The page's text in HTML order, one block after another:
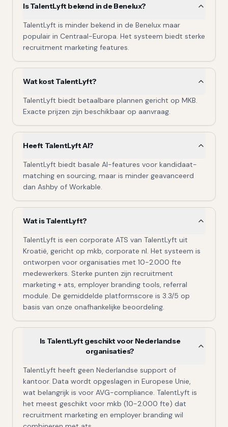
Is TalentLyft bekend in de Benelux?
TalentLyft is minder bekend in de Benelux maar
populair in Centraal-Europa. Het systeem biedt sterke
recruitment marketing features.
Wat kost TalentLyft?
TalentLyft biedt betaalbare plannen gericht op MKB.
Exacte prijzen zijn beschikbaar op aanvraag.
Heeft TalentLyft AI?
TalentLyft biedt basale AI-features voor kandidaat-
matching en sourcing, maar is minder geavanceerd
dan Ashby of Workable.
Wat is TalentLyft?
TalentLyft is een corporate ATS van TalentLyft uit
Kroatië, gericht op mkb, corporate nl. Het systeem is
ontworpen voor organisaties met 10-2.000 fte
medewerkers. Sterke punten zijn recruitment
marketing + ats, employer branding tools, referral
module. De gemiddelde platformscore is 3.3/5 op
basis van onze onafhankelijke beoordeling.
Is TalentLyft geschikt voor Nederlandse
organisaties?
TalentLyft heeft geen Nederlandse support of
kantoor. Data wordt opgeslagen in Europese Unie,
wat belangrijk is voor AVG-compliance. TalentLyft is
het meest geschikt voor mkb (10-2.000 fte) dat
recruitment marketing en employer branding wil